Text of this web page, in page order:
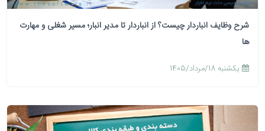
شرح وظایف انباردار چیست؟ از انباردار تا مدیر انبار؛ مسیر شغلی و مهارت
ها
يكشنبه 18/مرداد/1405